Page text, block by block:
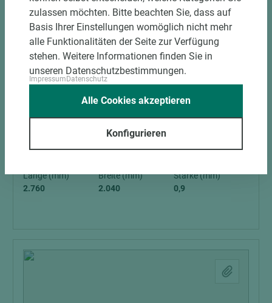
Länge (mm)
2.760
Breite (mm)
2.040
Stärke (mm)
0,9
zulassen möchten. Bitte beachten Sie, dass auf
Basis Ihrer Einstellungen womöglich nicht mehr
alle Funktionalitäten der Seite zur Verfügung
stehen. Weitere Informationen finden Sie in
unseren Datenschutzbestimmungen.
ImpressumDatenschutz
Konfigurieren
Alle Cookies akzeptieren